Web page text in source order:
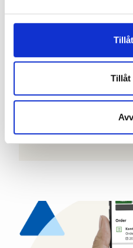
Tillåt
Specter
Skatteverket i
butik, det löser vi åt
webbaserat
kassadatorn,
stulen är det bara att
logga in. Vi sköter
kan